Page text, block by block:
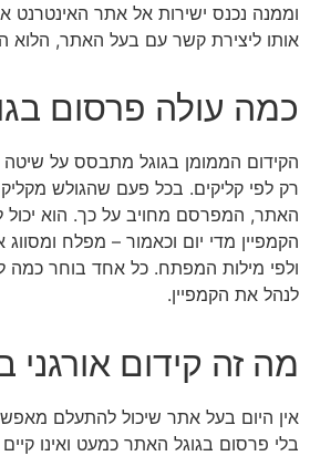
וממנה נכנס ישירות אל אתר האינטרנט
אותו ליצירת קשר עם בעל האתר, הלוא
כמה עולה פרסום
הקידום הממומן בגוגל מתבסס על
רק לפי קליקים. בכל פעם שהגולש
האתר, המפרסם מחויב על כך. הוא יכול
הקמפיין מדי יום וכאמור – מפלח
ולפי מילות המפתח. כל אחד בוחר כמה
לנהל את הקמפיין.
מה זה קידום אורגני
אין היום בעל אתר שיכול להתעלם
בלי פרסום בגוגל האתר כמעט ואינו קיים